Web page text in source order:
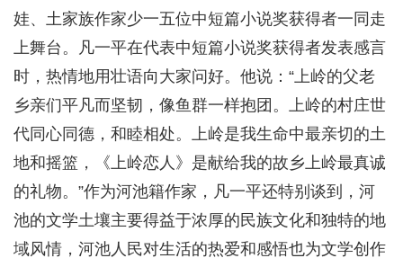
娃、土家族作家少一五位中短篇小说奖获得者一同走
上舞台。凡一平在代表中短篇小说奖获得者发表感言
时，热情地用壮语向大家问好。他说：“上岭的父老
乡亲们平凡而坚韧，像鱼群一样抱团。上岭的村庄世
代同心同德，和睦相处。上岭是我生命中最亲切的土
地和摇篮，《上岭恋人》是献给我的故乡上岭最真诚
的礼物。”作为河池籍作家，凡一平还特别谈到，河
池的文学土壤主要得益于浓厚的民族文化和独特的地
域风情，河池人民对生活的热爱和感悟也为文学创作